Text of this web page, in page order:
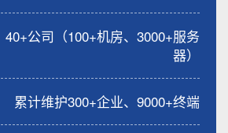
40+公司（100+机房、3000+服务
器）
累计维护300+企业、9000+终端